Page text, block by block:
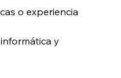
o experiencia
y